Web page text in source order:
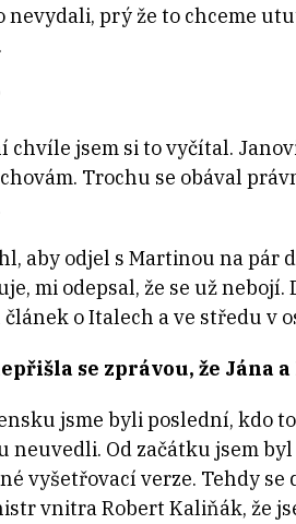
nevydali, prý že to chceme
chvíle jsem si to vyčítal.
Trochu se obával
aby odjel s Martinou na pár
mi odepsal, že se už nebojí.
o Italech a ve středu v
se zprávou, že Jána
jsme byli poslední, kdo
Od začátku jsem
vyšetřovací verze. Tehdy
vnitra Robert Kaliňák, že